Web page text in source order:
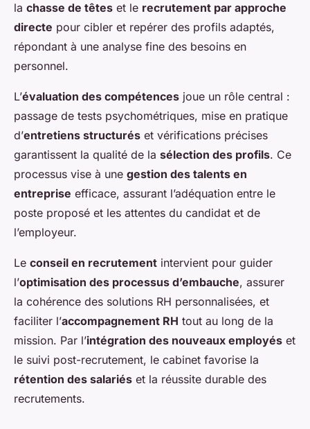
la chasse de têtes et le recrutement par approche
directe pour cibler et repérer des profils adaptés,
répondant à une analyse fine des besoins en
personnel.
L’évaluation des compétences joue un rôle central :
passage de tests psychométriques, mise en pratique
d’entretiens structurés et vérifications précises
garantissent la qualité de la sélection des profils. Ce
processus vise à une gestion des talents en
entreprise efficace, assurant l’adéquation entre le
poste proposé et les attentes du candidat et de
l’employeur.
Le conseil en recrutement intervient pour guider
l’optimisation des processus d’embauche, assurer
la cohérence des solutions RH personnalisées, et
faciliter l’accompagnement RH tout au long de la
mission. Par l’intégration des nouveaux employés et
le suivi post-recrutement, le cabinet favorise la
rétention des salariés et la réussite durable des
recrutements.